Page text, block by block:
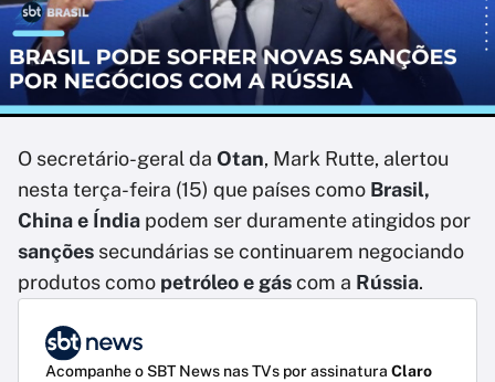
O secretário-geral da Otan, Mark Rutte, alertou
nesta terça-feira (15) que países como Brasil,
China e Índia podem ser duramente atingidos por
sanções secundárias se continuarem negociando
produtos como petróleo e gáscom a Rússia.
Acompanhe o SBT News nas TVs por assinatura Claro